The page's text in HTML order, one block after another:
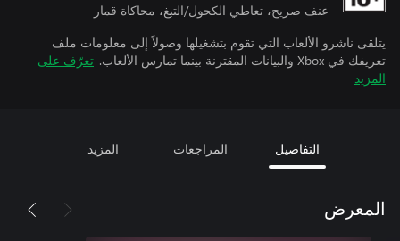
عنف صريح، تعاطي الكحول/التبغ، محاكاة قمار
يتلقى ناشرو الألعاب التي تقوم بتشغيلها وصولاً إلى معلومات ملف
تعريفك في Xbox والبيانات المقترنة بينما تمارس الألعاب.
تعرّف على
المزيد
التفاصيل المراجعات المزيد
المعرض